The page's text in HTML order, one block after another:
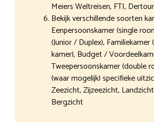
Meiers Weltreisen, FTI,
Bekijk verschillende soorten
Eenpersoonskamer (single
(Junior / Duplex), Familiekamer
kamer), Budget /
Tweepersoonskamer (double
(waar mogelijk) specifieke
Zeezicht, Zijzeezicht,
Bergzicht